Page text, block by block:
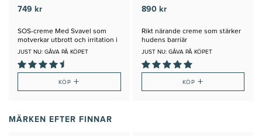
749 kr
SOS-creme Med Svavel som
motverkar utbrott och irritation i
huden
JUST NU: GÅVA PÅ KÖPET
KÖP+
890 kr
Rikt närande creme som stärker
hudens barriär
JUST NU: GÅVA PÅ KÖPET
KÖP +
MÄRKEN EFTER FINNAR